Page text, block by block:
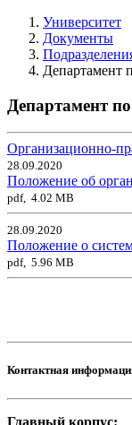
Университет
Документы
Департамент
Департамент
Организационно-
28.09.2020
Положение об
pdf, 4.02 MB
28.09.2020
Положение о
pdf, 5.96 MB
Контактная
Главный корпус: